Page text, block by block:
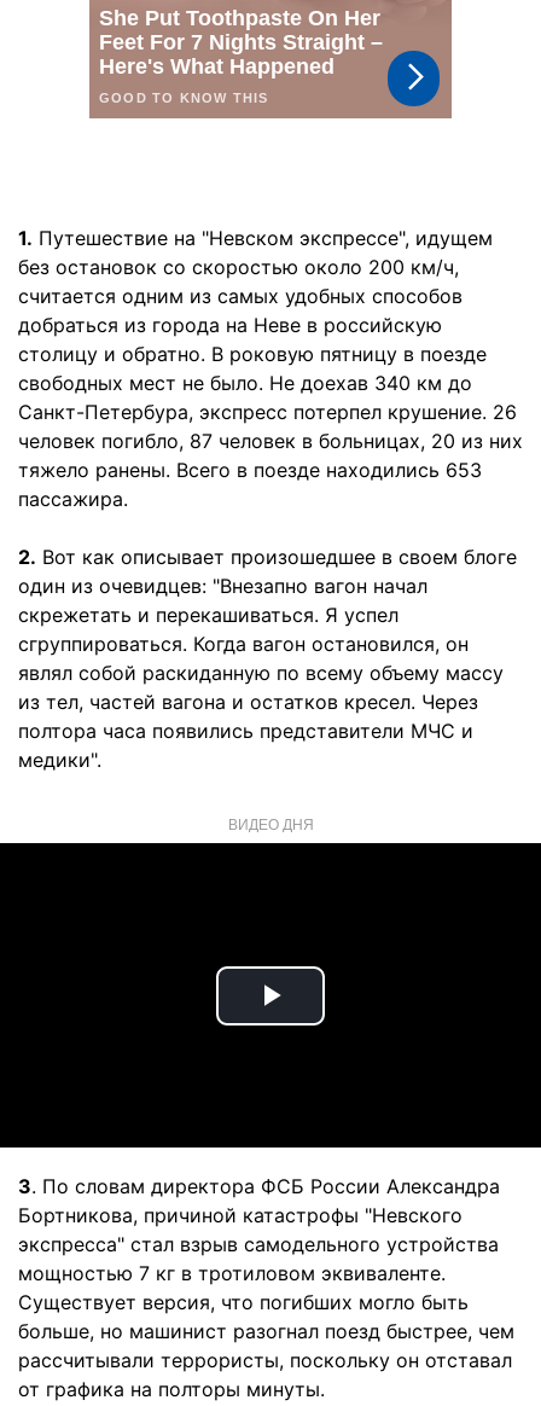
1. Путешествие на "Невском экспрессе", идущем
без остановок со скоростью около 200 км/ч,
считается одним из самых удобных способов
добраться из города на Неве в российскую
столицу и обратно. В роковую пятницу в поезде
свободных мест не было. Не доехав 340 км до
Санкт-Петербура, экспресс потерпел крушение. 26
человек погибло, 87 человек в больницах, 20 из них
тяжело ранены. Всего в поезде находились 653
пассажира.
2. Вот как описывает произошедшее в своем блоге
один из очевидцев: "Внезапно вагон начал
скрежетать и перекашиваться. Я успел
сгруппироваться. Когда вагон остановился, он
являл собой раскиданную по всему объему массу
из тел, частей вагона и остатков кресел. Через
полтора часа появились представители МЧС и
медики".
ВИДЕО ДНЯ
Play
3. По словам директора ФСБ России Александра
Бортникова, причиной катастрофы "Невского
экспресса" стал взрыв самодельного устройства
мощностью 7 кг в тротиловом эквиваленте.
Существует версия, что погибших могло быть
больше, но машинист разогнал поезд быстрее, чем
рассчитывали террористы, поскольку он отставал
от графика на полторы минуты.